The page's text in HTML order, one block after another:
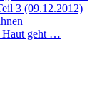
3 (09.12.2012)
Haut geht …